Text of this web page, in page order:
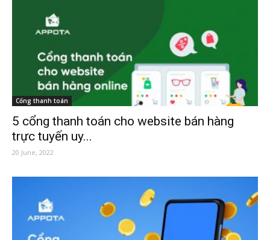
Cổng thanh toán
5 cổng thanh toán cho website bán hàng
trực tuyến uy...
20 June, 2022